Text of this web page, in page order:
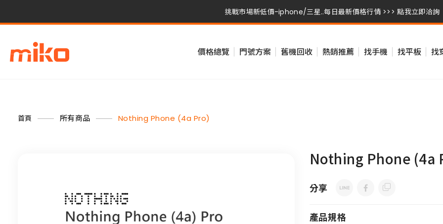
挑戰市場新低價-iphone/三星..每日最新價格行情 >>> 點我立即洽詢
挑戰市場新低價-iphone/三星..每日最新價格行情 >>> 點我立即洽詢
價格總覽 門號方案 舊機回收 熱銷推薦 找手機 找平板 找
首頁 所有商品 Nothing Phone (4a Pro)
Nothing Phone (4a
分享
產品規格